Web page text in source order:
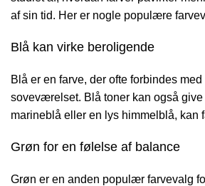
af sin tid. Her er nogle populære
Blå kan virke beroligende
Blå er en farve, der ofte forbindes
soveværelset. Blå toner kan også
marineblå eller en lys himmelblå,
Grøn for en følelse af balance
Grøn er en anden populær farvevalg